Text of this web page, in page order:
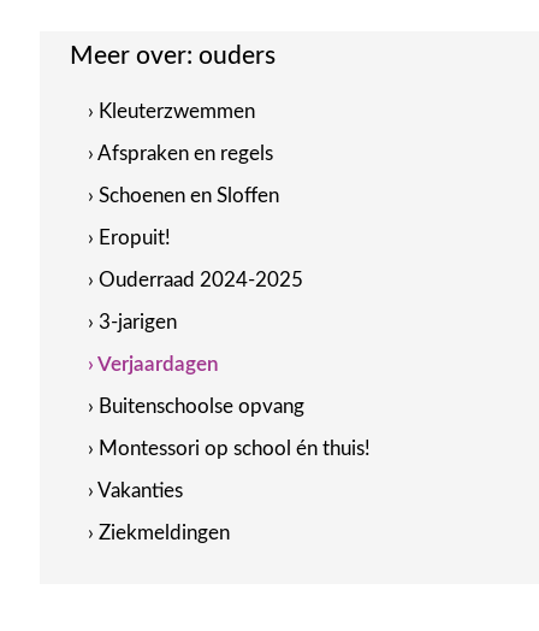
Meer over:ouders
› Kleuterzwemmen
› Afspraken en regels
› Schoenen en Sloffen
› Eropuit!
› Ouderraad 2024-2025
› 3-jarigen
› Verjaardagen
› Buitenschoolse opvang
› Montessori op school én thuis!
› Vakanties
› Ziekmeldingen